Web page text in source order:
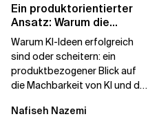
Ein produktorientierter
Ansatz: Warum die
Machbarkeit von KI
darüber...
Warum KI-Ideen erfolgreich
sind oder scheitern: ein
produktbezogener Blick auf
die Machbarkeit von KI und die
verarbeiten, und...
Nafiseh Nazemi